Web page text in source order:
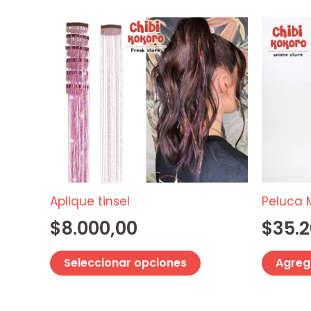
Aplique tinsel
$8.000,00
Seleccionar opciones
Este
producto
tiene
múltiples
variantes.
Las
opciones
se
pueden
página
Peluca
$